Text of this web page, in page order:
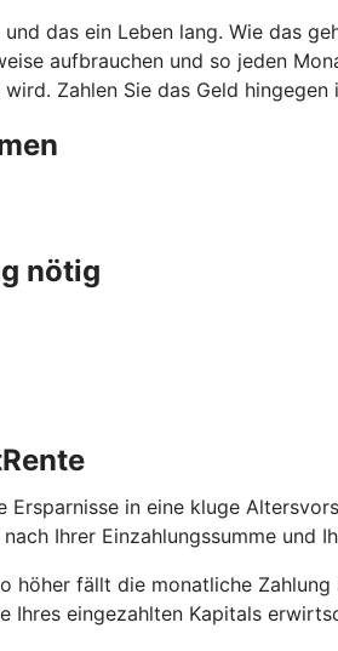
das ein Leben lang. Wie das
aufbrauchen und so jeden
Zahlen Sie das Geld
nötig
Ersparnisse in eine kluge
Ihrer Einzahlungssumme und
höher fällt die monatliche
Ihres eingezahlten Kapitals